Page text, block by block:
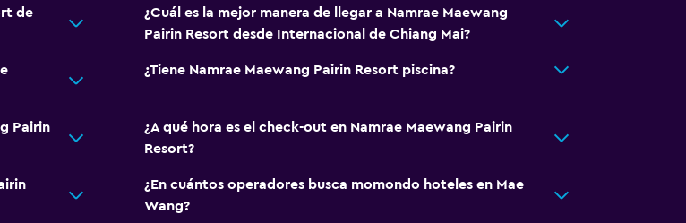
de
¿Cuál es la mejor manera de llegar a Namrae Maewang
Pairin Resort desde Internacional de Chiang Mai?
¿Tiene Namrae Maewang Pairin Resort piscina?
Pairin
¿A qué hora es el check-out en Namrae Maewang Pairin
Resort?
¿En cuántos operadores busca momondo hoteles en Mae
Wang?